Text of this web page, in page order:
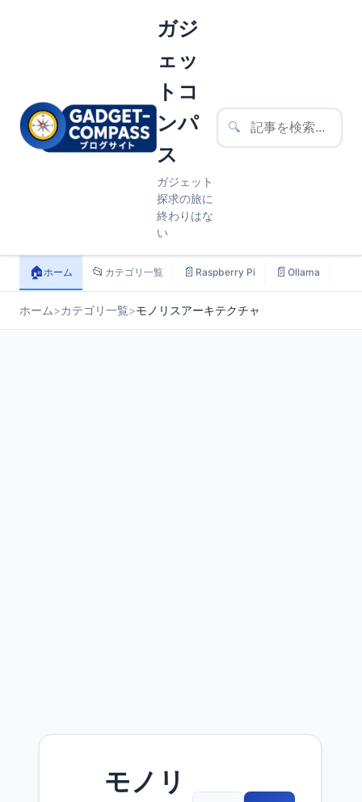
ガジ
ェッ
トコ
ンパ
ス
ガジェット
探求の旅に
終わりはな
い
🔍
🏠ホーム 📂 カテゴリ一覧 📄 Raspberry Pi 📄 Ollama
ホーム>カテゴリ一覧>モノリスアーキテクチャ
モノリ